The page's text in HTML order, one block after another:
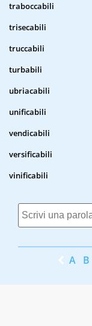
traboccabili
trisecabili
truccabili
turbabili
ubriacabili
unificabili
vendicabili
versificabili
vinificabili
A B